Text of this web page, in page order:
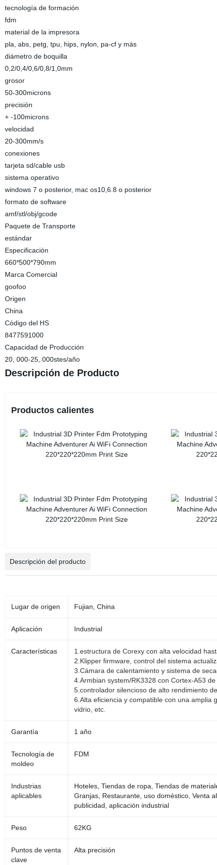
tecnología de formación
fdm
material de la impresora
pla, abs, petg, tpu, hips, nylon, pa-cf y más
diámetro de boquilla
0,2/0,4/0,6/0,8/1,0mm
grosor
50-300microns
precisión
+ -100microns
velocidad
20-300mm/s
conexiones
tarjeta sd/cable usb
sistema operativo
windows 7 o posterior, mac os10,6.8 o posterior
formato de software
amf/stl/obj/gcode
Paquete de Transporte
estándar
Especificación
660*500*790mm
Marca Comercial
goofoo
Origen
China
Código del HS
8477591000
Capacidad de Producción
20, 000-25, 000stes/año
Descripción de Producto
Productos calientes
Descripción del producto
Lugar de origen Fujian, China
Aplicación Industrial
Características
1.estructura de Corexy con alta velocidad
2. Klipper firmware, control del sistema
3. Cámara de calentamiento y sistema de
4. Armbian system/RK3328 con Cortex-A53
5. controlador silencioso de alto rendimiento
6. Alta eficiencia y compatible con una amplia
vidrio, etc.
Garantía 1 año
Tecnología de
moldeo
FDM
Industrias
aplicables
Hoteles, Tiendas de ropa, Tiendas de
Granjas, Restaurante, uso doméstico, Venta
publicidad, aplicación industrial
Peso 62KG
Puntos de venta
clave
Alta precisión